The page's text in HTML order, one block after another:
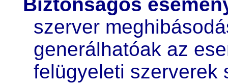
szerver
generálhatóak az
felügyeleti szerverek